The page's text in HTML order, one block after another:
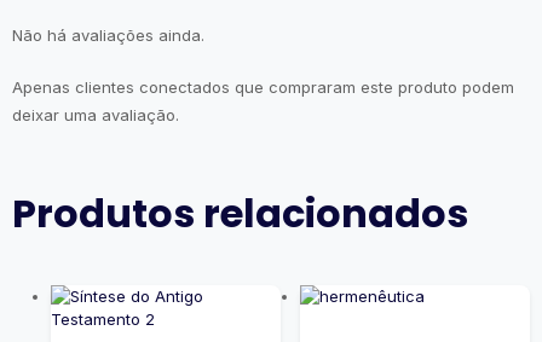
Não há avaliações ainda.
Apenas clientes conectados que compraram este produto podem
deixar uma avaliação.
Produtos relacionados